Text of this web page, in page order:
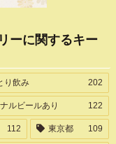
ーに関するキー
り飲み 202
ルビールあり 122
112 東京都 109